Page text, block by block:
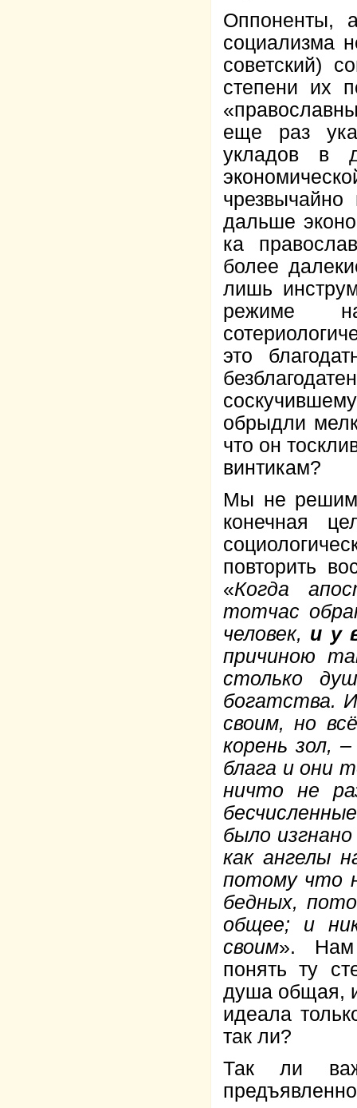
Оппоненты,
социализма
советский)
степени их
еще раз
укладов в
дальше
ка
более
лишь
режиме
это
обрыдли
что он
винтикам?
Мы не
конечная
повторить
«Когда
тотчас
человек, и у
причиною
столько
богатства.
своим, но
корень зол,
блага и они
ничто не
было
как ангелы
потому что
бедных,
общее; и
своим». Нам
понять ту
душа общая,
идеала
так ли?
Так ли